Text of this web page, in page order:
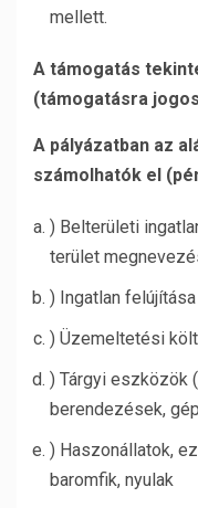
mellett.
A támogatás
(támogatásra
A pályázatban az
számolhatók el
) Belterületi
terület
) Ingatlan felújítása
) Üzemeltetési
) Tárgyi eszközök
berendezések,
) Haszonállatok,
baromfik, nyulak